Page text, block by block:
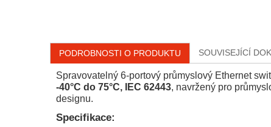
PODROBNOSTI O PRODUKTU SOUVISEJÍCÍ
Spravovatelný 6-portový průmyslový Ethernet
-40°C do 75°C, IEC 62443, navržený pro
designu.
Specifikace: